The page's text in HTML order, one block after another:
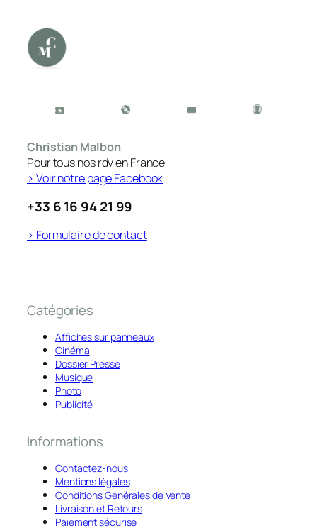
Christian Malbon
Pour tous nos rdv en France
> Voir notre page Facebook
+33 6 16 94 21 99
> Formulaire de contact
Catégories
Affiches sur panneaux
Cinéma
Dossier Presse
Musique
Photo
Publicité
Informations
Contactez-nous
Mentions légales
Conditions Générales de Vente
Livraison et Retours
Paiement sécurisé